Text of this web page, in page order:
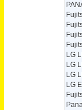
LG
LG
LG
LG